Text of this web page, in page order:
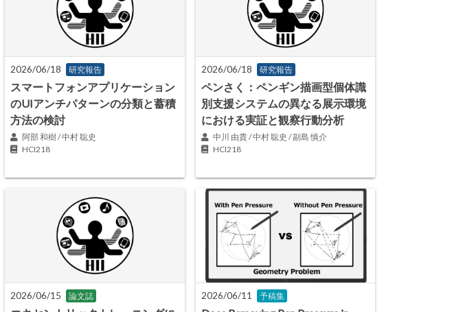
2026/06/18 研究報告
スマートフォンアプリケーション
のUIアンチパターンの分類と蓄積
方法の検討
阿部 和樹 / 中村 聡史
HCI218
2026/06/18 研究報告
ペンさく：ペンギン描画型個体識
別支援システムの異なる展示環境
における実証と観察行動分析
中川 由貴 / 中村 聡史 / 副島 慎介
HCI218
2026/06/15 論文誌 2026/06/11 予稿集